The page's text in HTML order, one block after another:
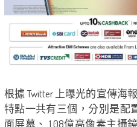
根據 Twitter 上曝光的宣傳海
特點一共有三個，分別是配
面屏幕、 1.08億高像素主攝